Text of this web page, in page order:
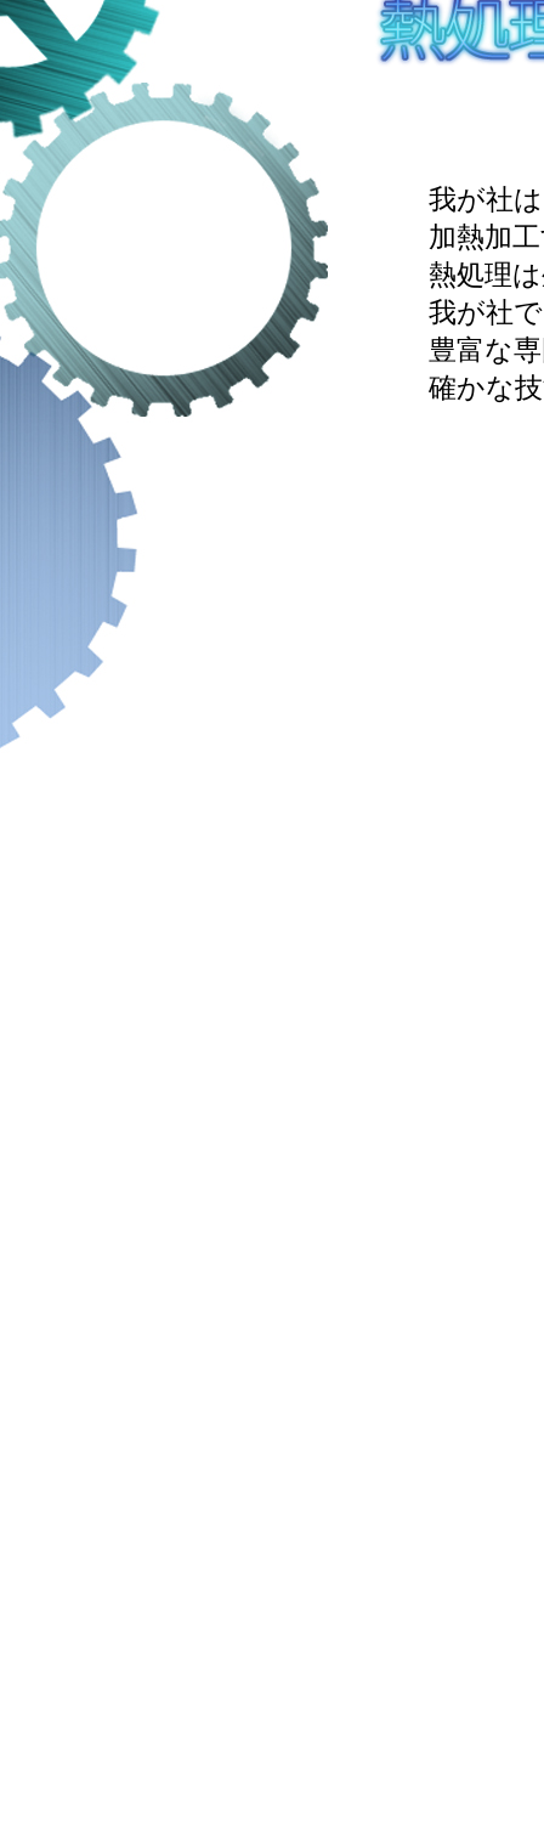
我が社
加熱加
熱処理
我が社
豊富な
確かな